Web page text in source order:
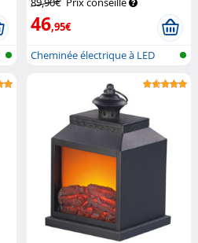
46,95€
Cheminée électrique à LED